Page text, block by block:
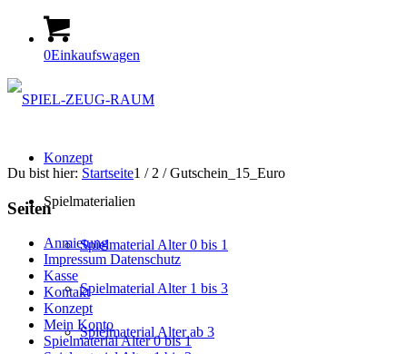
0Einkaufswagen
Konzept
Spielmaterialien
Spielmaterial Alter 0 bis 1
Spielmaterial Alter 1 bis 3
Spielmaterial Alter ab 3
Du bist hier: Startseite1 / 2 / Gutschein_15_Euro
Seiten
Anmietung
Impressum Datenschutz
Kasse
Kontakt
Konzept
Mein Konto
Spielmaterial Alter 0 bis 1